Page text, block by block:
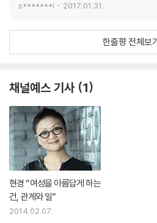
s*******i 2017.01.31.
한줄평 전체보기
채널예스 기사 1
현경 “여성을 아름답게 하는
건, 관계와 일”
2014.02.07.